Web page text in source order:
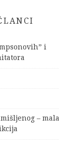
i
– mala